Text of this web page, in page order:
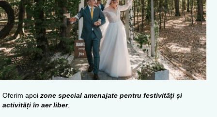
Oferim apoizone special amenajate pentru festivități și
activități în aer liber.